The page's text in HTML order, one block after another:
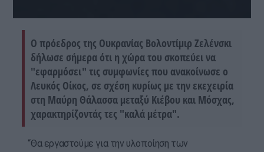
Ο πρόεδρος της Ουκρανίας Βολοντίμιρ Ζελένσκι
δήλωσε σήμερα ότι η χώρα του σκοπεύει να
"εφαρμόσει" τις συμφωνίες που ανακοίνωσε ο
Λευκός Οίκος, σε σχέση κυρίως με την εκεχειρία
στη Μαύρη Θάλασσα μεταξύ Κιέβου και Μόσχας,
χαρακτηρίζοντάς τες "καλά μέτρα".
“Θα εργαστούμε για την υλοποίηση των